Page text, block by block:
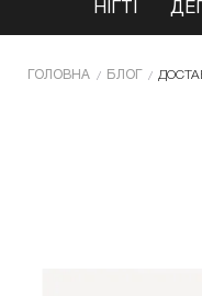
НІГТІ
ГОЛОВНА БЛОГ